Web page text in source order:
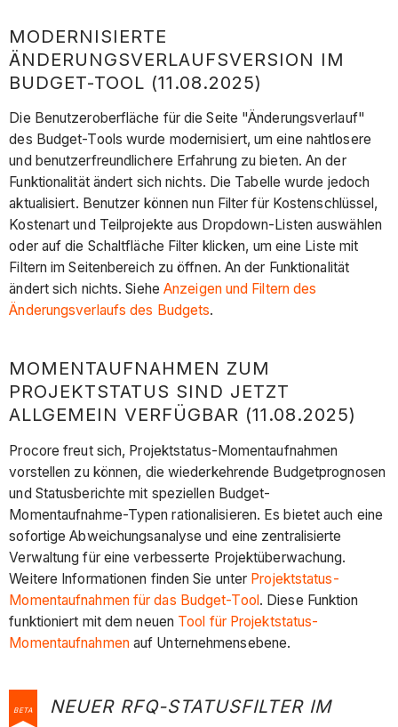
MODERNISIERTE
ÄNDERUNGSVERLAUFSVERSION IM
BUDGET-TOOL (11.08.2025)
Die Benutzeroberfläche für die Seite "Änderungsverlauf"
des Budget-Tools wurde modernisiert, um eine nahtlosere
und benutzerfreundlichere Erfahrung zu bieten. An der
Funktionalität ändert sich nichts. Die Tabelle wurde jedoch
aktualisiert. Benutzer können nun Filter für Kostenschlüssel,
Kostenart und Teilprojekte aus Dropdown-Listen auswählen
oder auf die Schaltfläche Filter klicken, um eine Liste mit
Filtern im Seitenbereich zu öffnen. An der Funktionalität
ändert sich nichts. Siehe Anzeigen und Filtern des
Änderungsverlaufs des Budgets.
MOMENTAUFNAHMEN ZUM
PROJEKTSTATUS SIND JETZT
ALLGEMEIN VERFÜGBAR (11.08.2025)
Procore freut sich, Projektstatus-Momentaufnahmen
vorstellen zu können, die wiederkehrende Budgetprognosen
und Statusberichte mit speziellen Budget-
Momentaufnahme-Typen rationalisieren. Es bietet auch eine
sofortige Abweichungsanalyse und eine zentralisierte
Verwaltung für eine verbesserte Projektüberwachung.
Weitere Informationen finden Sie unter Projektstatus-
Momentaufnahmen für das Budget-Tool. Diese Funktion
funktioniert mit dem neuen Tool für Projektstatus-
Momentaufnahmenauf Unternehmensebene.
BETA
NEUER RFQ-STATUSFILTER IM